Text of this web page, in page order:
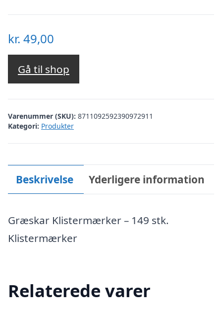
kr. 49,00
Gå til shop
Varenummer (SKU): 8711092592390972911
Kategori: Produkter
Beskrivelse Yderligere information
Græskar Klistermærker – 149 stk.
Klistermærker
Relaterede varer